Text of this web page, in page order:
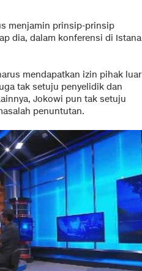
menjamin prinsip-prinsip
dia, dalam konferensi di Istana
mendapatkan izin pihak luar
tak setuju penyelidik dan
Jokowi pun tak setuju
penuntutan.